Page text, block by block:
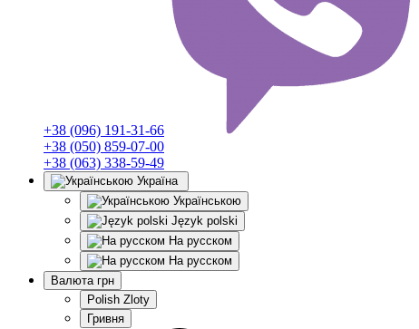
+38 (096) 191-31-66
+38 (050) 859-07-00
+38 (063) 338-59-49
Україна
Українською
Język polski
На русском
На русском
Валюта грн
Polish Zloty
Гривня